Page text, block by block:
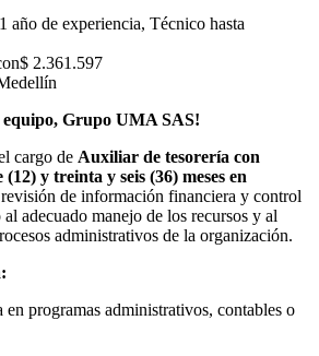
1 año de experiencia, Técnico hasta
$ 2.361.597
equipo, Grupo UMA SAS!
cargo de Auxiliar de tesorería con
y treinta y seis (36) meses en
de información financiera y control
adecuado manejo de los recursos y al
administrativos de la organización.
programas administrativos, contables o